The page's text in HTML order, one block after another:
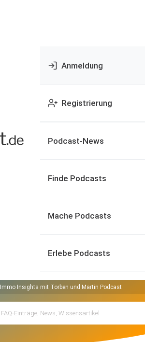
Anmeldung
Registrierung
Podcast-News
Finde Podcasts
Mache Podcasts
Erlebe Podcasts
Immo Insights mit Torben und Martin Podcast